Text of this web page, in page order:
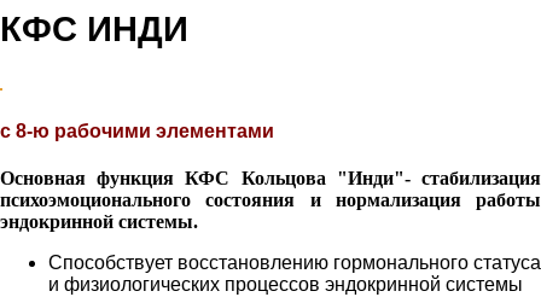
КФС ИНДИ
с 8-ю рабочими элементами
Основная функция КФС Кольцова "Инди"- стабилизация
психоэмоционального состояния и нормализация работы
эндокринной системы.
Способствует восстановлению гормонального статуса
и физиологических процессов эндокринной системы